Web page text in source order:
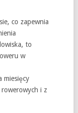
co zapewnia
to
w
miesięcy
i z